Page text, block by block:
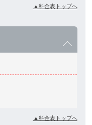
▲料金表トップへ
▲料金表トップへ